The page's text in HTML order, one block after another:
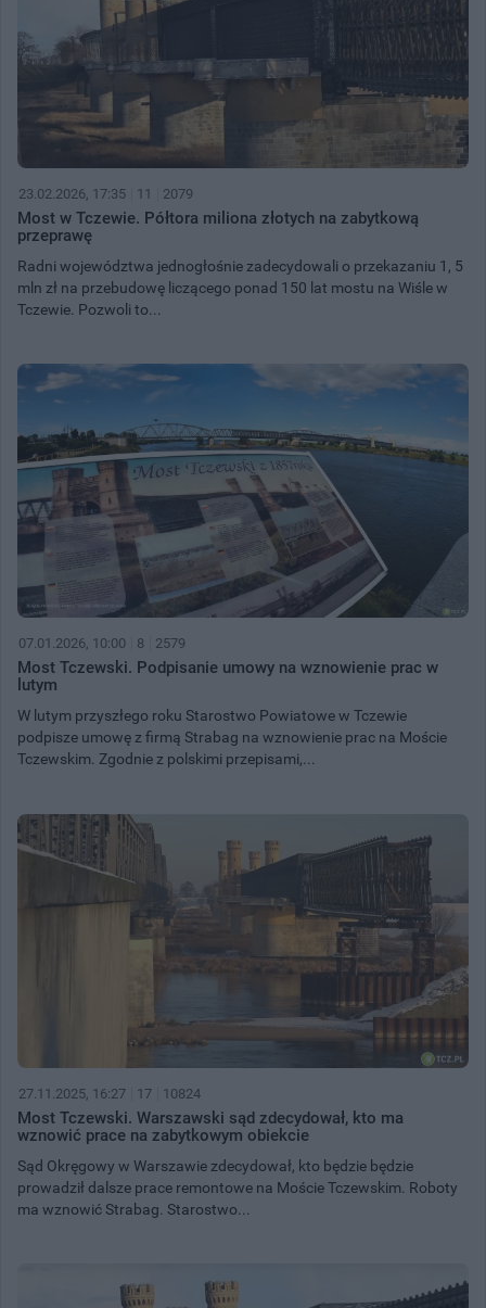
23.02.2026, 17:35 11 2079
Most w Tczewie. Półtora miliona złotych na zabytkową
przeprawę
Radni województwa jednogłośnie zadecydowali o przekazaniu 1, 5
mln zł na przebudowę liczącego ponad 150 lat mostu na Wiśle w
Tczewie. Pozwoli to...
07.01.2026, 10:00 8 2579
Most Tczewski. Podpisanie umowy na wznowienie prac w
lutym
W lutym przyszłego roku Starostwo Powiatowe w Tczewie
podpisze umowę z firmą Strabag na wznowienie prac na Moście
Tczewskim. Zgodnie z polskimi przepisami,...
27.11.2025, 16:27 17 10824
Most Tczewski. Warszawski sąd zdecydował, kto ma
wznowić prace na zabytkowym obiekcie
Sąd Okręgowy w Warszawie zdecydował, kto będzie będzie
prowadził dalsze prace remontowe na Moście Tczewskim. Roboty
ma wznowić Strabag. Starostwo...